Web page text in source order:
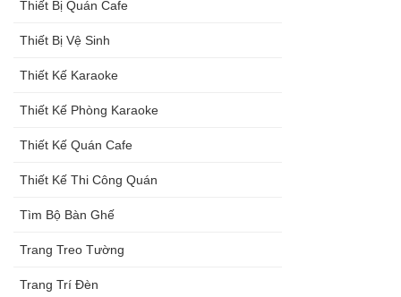
Thiết Bị Quán Cafe
Thiết Bị Vệ Sinh
Thiết Kế Karaoke
Thiết Kế Phòng Karaoke
Thiết Kế Quán Cafe
Thiết Kế Thi Công Quán
Tìm Bộ Bàn Ghế
Trang Treo Tường
Trang Trí Đèn